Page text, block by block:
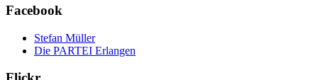
Facebook
Stefan Müller
Die PARTEI Erlangen